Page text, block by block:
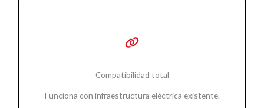
Compatibilidad total
Funciona con infraestructura eléctrica existente.